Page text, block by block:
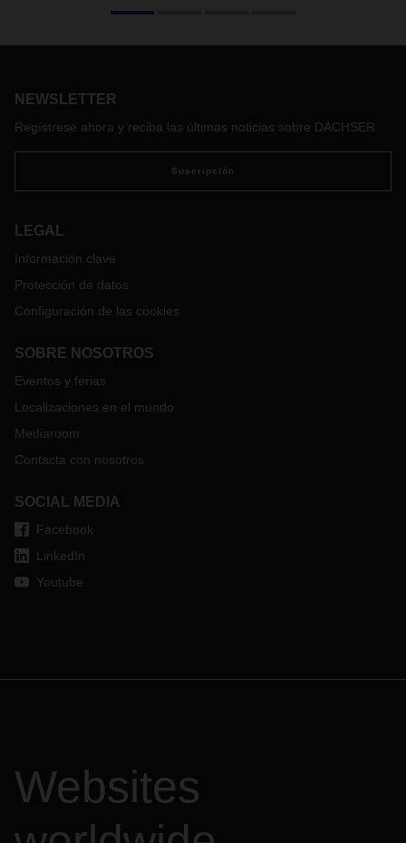
DACHSER en la ciudad de Öhringen, en Alemania, ya han
que se añadirá una nueva planta al edificio de oficinas.
9,5 millones de euros.
NEWSLETTER
Regístrese ahora y reciba las últimas noticias sobre DACHSER
Suscripción
LEGAL
Información clave
Protección de datos
Configuración de las cookies
SOBRE NOSOTROS
Eventos y ferias
Localizaciones en el mundo
Mediaroom
Contacta con nosotros
SOCIAL MEDIA
Facebook
LinkedIn
Youtube
Websites